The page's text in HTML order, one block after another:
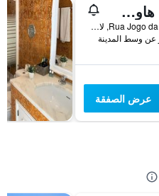
جيست هاوس لافلي سوان
Rua Jogo da Bola N 21, لاغوس (البرتغال), منطقة فارو, البرتغال
عرض الصفقة